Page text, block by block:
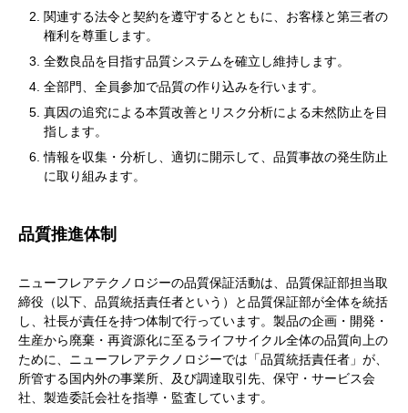
関連する法令と契約を遵守するとともに、お客様と第三者の
権利を尊重します。
全数良品を目指す品質システムを確立し維持します。
全部門、全員参加で品質の作り込みを行います。
真因の追究による本質改善とリスク分析による未然防止を目
指します。
情報を収集・分析し、適切に開示して、品質事故の発生防止
に取り組みます。
品質推進体制
ニューフレアテクノロジーの品質保証活動は、品質保証部担当取
締役（以下、品質統括責任者という）と品質保証部が全体を統括
し、社長が責任を持つ体制で行っています。製品の企画・開発・
生産から廃棄・再資源化に至るライフサイクル全体の品質向上の
ために、ニューフレアテクノロジーでは「品質統括責任者」が、
所管する国内外の事業所、及び調達取引先、保守・サービス会
社、製造委託会社を指導・監査しています。